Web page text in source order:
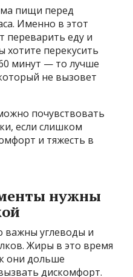
пищи перед
Именно в этот
переварить еду и
хотите перекусить
минут — то лучше
не вызовет
почувствовать
если слишком
и тяжесть в
нужны
важны углеводы и
Жиры в это время
они дольше
дискомфорт.